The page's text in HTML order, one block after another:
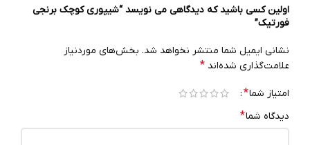
اولین کسی باشید که دیدگاهی می نویسد “شیپوری کوچک برنجی
فورتیک”
نشانی ایمیل شما منتشر نخواهد شد. بخش‌های موردنیاز
علامت‌گذاری شده‌اند *
امتیاز شما*
دیدگاه شما*